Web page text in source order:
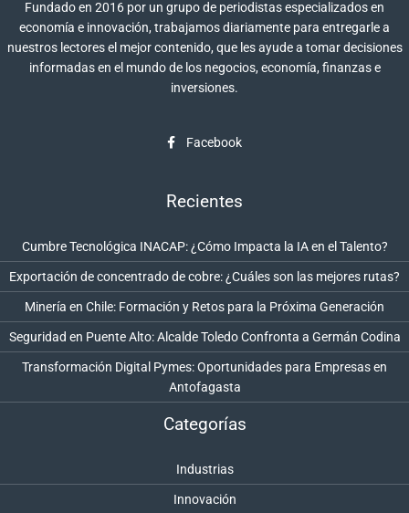
Fundado en 2016 por un grupo de periodistas especializados en
economía e innovación, trabajamos diariamente para entregarle a
nuestros lectores el mejor contenido, que les ayude a tomar decisiones
informadas en el mundo de los negocios, economía, finanzas e
inversiones.
Facebook
Recientes
Cumbre Tecnológica INACAP: ¿Cómo Impacta la IA en el Talento?
Exportación de concentrado de cobre: ¿Cuáles son las mejores rutas?
Minería en Chile: Formación y Retos para la Próxima Generación
Seguridad en Puente Alto: Alcalde Toledo Confronta a Germán Codina
Transformación Digital Pymes: Oportunidades para Empresas en
Antofagasta
Categorías
Industrias
Innovación